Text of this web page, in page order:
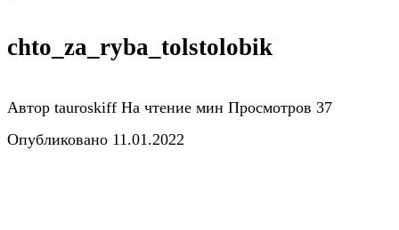
chto_za_ryba_tolstolobik
Автор tauroskiff На чтение мин Просмотров 37
Опубликовано 11.01.2022